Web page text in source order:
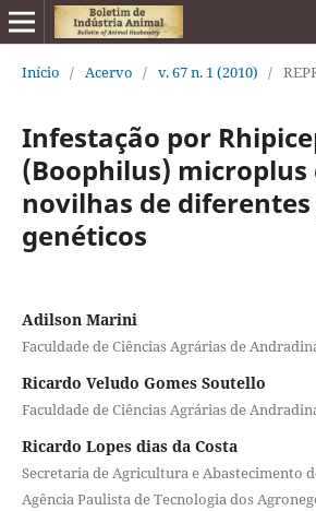
Início / Acervo / v. 67 n. 1 (2010) /
Infestação por
(Boophilus) microplus
novilhas de
genéticos
Adilson Marini
Faculdade de Ciências Agrárias de
Ricardo Veludo Gomes Soutello
Faculdade de Ciências Agrárias de
Ricardo Lopes dias da Costa
Secretaria de Agricultura e Abastecimento
Agência Paulista de Tecnologia dos